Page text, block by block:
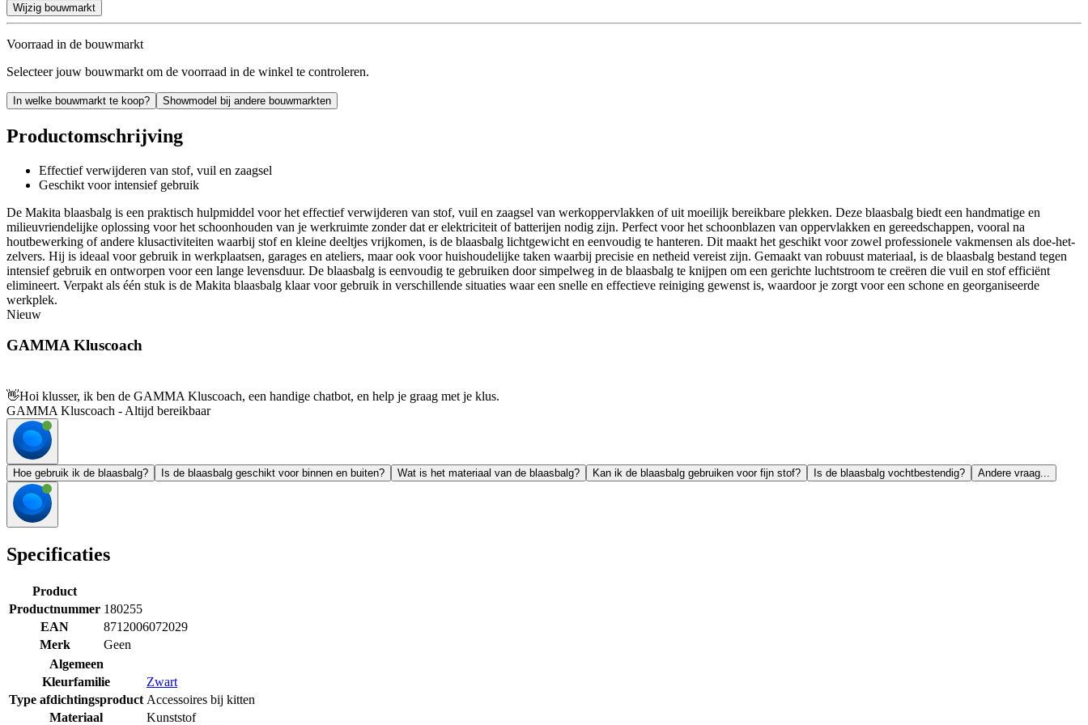
Wijzig bouwmarkt
Voorraad in de bouwmarkt
Selecteer jouw bouwmarkt om de voorraad in de winkel te controleren.
In welke bouwmarkt te koop? Showmodel bij andere bouwmarkten
Productomschrijving
Effectief verwijderen van stof, vuil en zaagsel
Geschikt voor intensief gebruik
De Makita blaasbalg is een praktisch hulpmiddel voor het effectief verwijderen van stof, vuil en zaagsel van werkoppervlakken of uit moeilijk bereikbare plekken. Deze blaasbalg biedt een handmatige en
milieuvriendelijke oplossing voor het schoonhouden van je werkruimte zonder dat er elektriciteit of batterijen nodig zijn. Perfect voor het schoonblazen van oppervlakken en gereedschappen, vooral na
houtbewerking of andere klusactiviteiten waarbij stof en kleine deeltjes vrijkomen, is de blaasbalg lichtgewicht en eenvoudig te hanteren. Dit maakt het geschikt voor zowel professionele vakmensen als doe-het-
zelvers. Hij is ideaal voor gebruik in werkplaatsen, garages en ateliers, maar ook voor huishoudelijke taken waarbij precisie en netheid vereist zijn. Gemaakt van robuust materiaal, is de blaasbalg bestand tegen
intensief gebruik en ontworpen voor een lange levensduur. De blaasbalg is eenvoudig te gebruiken door simpelweg in de blaasbalg te knijpen om een gerichte luchtstroom te creëren die vuil en stof efficiënt
elimineert. Verpakt als één stuk is de Makita blaasbalg klaar voor gebruik in verschillende situaties waar een snelle en effectieve reiniging gewenst is, waardoor je zorgt voor een schone en georganiseerde
werkplek.
Nieuw
GAMMA Kluscoach
👋Hoi klusser, ik ben de GAMMA Kluscoach, een handige chatbot, en help je graag met je klus.
GAMMA Kluscoach - Altijd bereikbaar
Hoe gebruik ik de blaasbalg? Is de blaasbalg geschikt voor binnen en buiten? Wat is het materiaal van de blaasbalg? Kan ik de blaasbalg gebruiken voor fijn stof? Is de blaasbalg vochtbestendig? Andere vraag...
Specificaties
Product
Productnummer 180255
EAN
8712006072029
Merk
Geen
Algemeen
Kleurfamilie
Zwart
Type afdichtingsproduct Accessoires bij kitten
Materiaal
Kunststof